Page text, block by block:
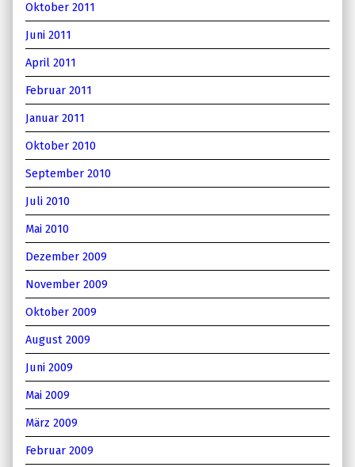
Oktober 2011
Juni 2011
April 2011
Februar 2011
Januar 2011
Oktober 2010
September 2010
Juli 2010
Mai 2010
Dezember 2009
November 2009
Oktober 2009
August 2009
Juni 2009
Mai 2009
März 2009
Februar 2009